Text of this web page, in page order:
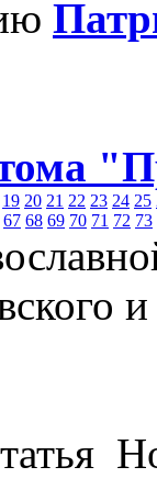
19 20 21 22 23 24 25
67 68 69 70 71 72 73